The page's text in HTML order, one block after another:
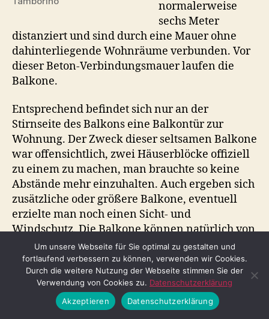
normalerweise
sechs Meter
distanziert und sind durch eine Mauer ohne
dahinterliegende Wohnräume verbunden. Vor
dieser Beton-Verbindungsmauer laufen die
Balkone.
Entsprechend befindet sich nur an der
Stirnseite des Balkons eine Balkontür zur
Wohnung. Der Zweck dieser seltsamen Balkone
war offensichtlich, zwei Häuserblöcke offiziell
zu einem zu machen, man brauchte so keine
Abstände mehr einzuhalten. Auch ergeben sich
zusätzliche oder größere Balkone, eventuell
erzielte man noch einen Sicht- und
Windschutz. Die Balkone können natürlich von
den jeweiligen Wohnungseigentümern und -
mietern genutzt werden, eine gehbare
verbindende Funktion von Haus zu Haus haben
sie aber nicht, da sie keinen Laubengang oder
dergleichen darstellen.
Um unsere Webseite für Sie optimal zu gestalten und
fortlaufend verbessern zu können, verwenden wir Cookies.
Durch die weitere Nutzung der Webseite stimmen Sie der
Verwendung von Cookies zu. Datenschutzerklärung
Akzeptieren
Datenschutzerklärung